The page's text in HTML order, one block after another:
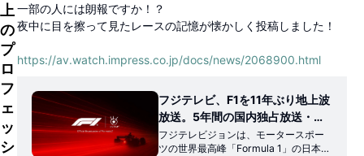
上
の
プ
ロ
フ
ェ
ッ
シ
一部の人には朗報ですか！？
夜中に目を擦って見たレースの記憶が懐かしく投稿しました！
https://av.watch.impress.co.jp/docs/news/2068900.html
フジテレビ、F1を11年ぶり地上波
放送。5年間の国内独占放送・配
信権
フジテレビジョンは、モータースポー
ツの世界最高峰「Formula 1」の日本国